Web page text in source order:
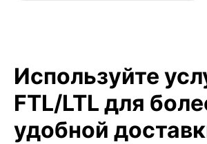
Используйте
FTL/LTL для
удобной